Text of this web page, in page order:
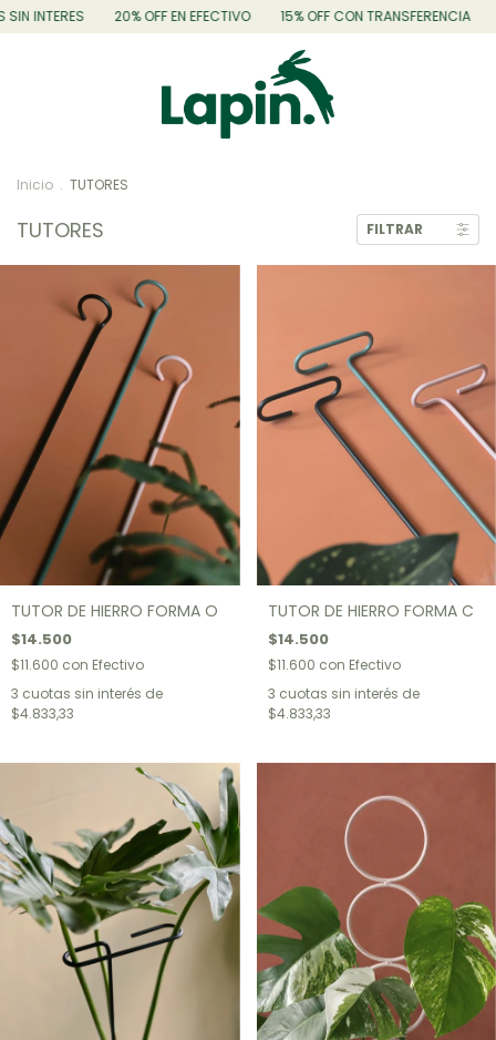
20% OFF EN EFECTIVO 15% OFF CON TRANSFERENCIA 3
Inicio . TUTORES
TUTORES FILTRAR
TUTOR DE HIERRO FORMA O
$14.500
$11.600 con Efectivo
3 cuotas sin interés de
$4.833,33
TUTOR DE HIERRO FORMA C
$14.500
$11.600 con Efectivo
3 cuotas sin interés de
$4.833,33